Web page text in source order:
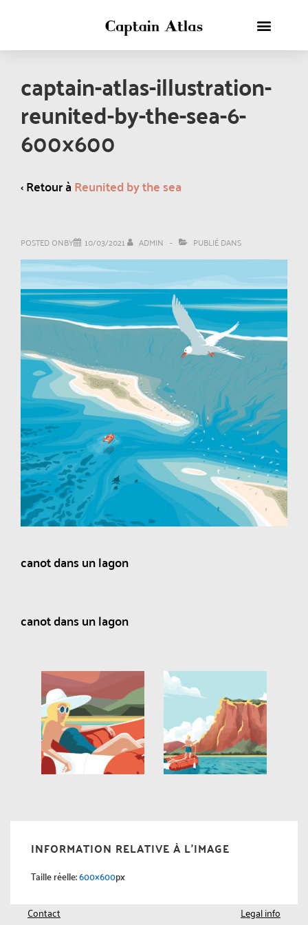
captain-atlas-illustration-
reunited-by-the-sea-6-
600×600
‹ Retour àReunited by the sea
POSTED ONBY 10/03/2021 ADMIN PUBLIÉ DANS
canot dans un lagon
canot dans un lagon
INFORMATION RELATIVE À L'IMAGE
Taille réelle:600×600px
Contact
Legal info